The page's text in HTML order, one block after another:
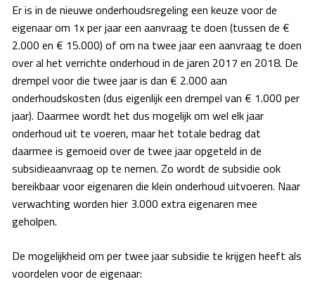
Er is in de nieuwe onderhoudsregeling een keuze voor de
eigenaar om 1x per jaar een aanvraag te doen (tussen de €
2.000 en € 15.000) of om na twee jaar een aanvraag te doen
over al het verrichte onderhoud in de jaren 2017 en 2018. De
drempel voor die twee jaar is dan € 2.000 aan
onderhoudskosten (dus eigenlijk een drempel van € 1.000 per
jaar). Daarmee wordt het dus mogelijk om wel elk jaar
onderhoud uit te voeren, maar het totale bedrag dat
daarmee is gemoeid over de twee jaar opgeteld in de
subsidieaanvraag op te nemen. Zo wordt de subsidie ook
bereikbaar voor eigenaren die klein onderhoud uitvoeren. Naar
verwachting worden hier 3.000 extra eigenaren mee
geholpen.
De mogelijkheid om per twee jaar subsidie te krijgen heeft als
voordelen voor de eigenaar: